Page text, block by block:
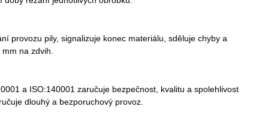
provozu pily, signalizuje konec materiálu, sděluje chyby a
na zdvih.
a ISO:140001 zaručuje bezpečnost, kvalitu a spolehlivost
dlouhý a bezporuchový provoz.